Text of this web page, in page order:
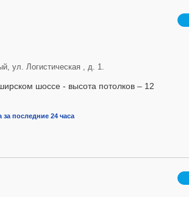
ул. Логистическая , д. 1.
шоссе - высота потолков – 12
за последние 24 часа